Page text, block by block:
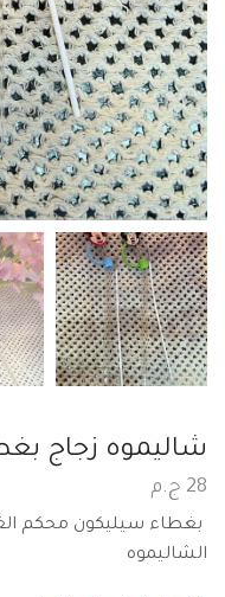
شاليموه زجاج
28 ج.م
بغطاء سيليكون محكم
الشاليموه